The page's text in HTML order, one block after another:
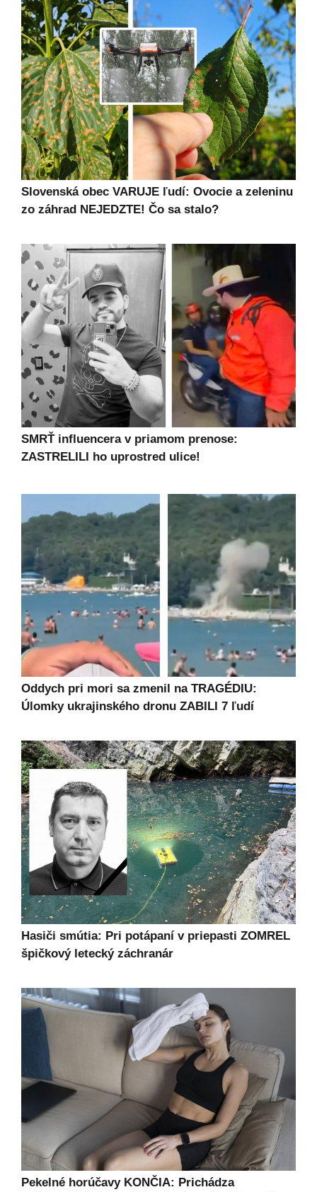
Slovenská obec VARUJE ľudí: Ovocie a zeleninu
zo záhrad NEJEDZTE! Čo sa stalo?
SMRŤ influencera v priamom prenose:
ZASTRELILI ho uprostred ulice!
Oddych pri mori sa zmenil na TRAGÉDIU:
Úlomky ukrajinského dronu ZABILI 7 ľudí
Hasiči smútia: Pri potápaní v priepasti ZOMREL
špičkový letecký záchranár
Pekelné horúčavy KONČIA: Prichádza